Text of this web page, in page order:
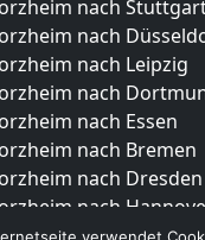
nach
nach
nach Leipzig
nach
nach Essen
nach Bremen
nach Dresden
nach
nach